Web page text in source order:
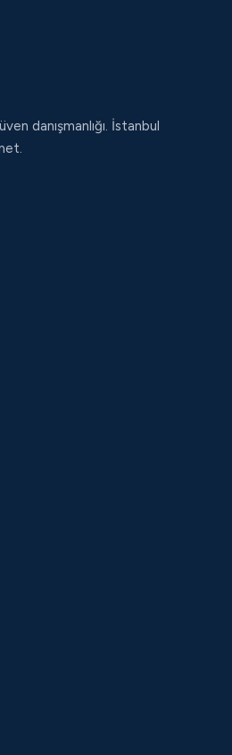
danışmanlığı. İstanbul